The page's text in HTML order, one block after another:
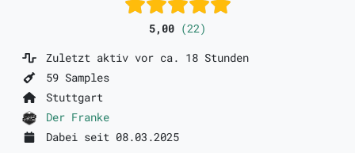
5,00 (22)
Zuletzt aktiv vor ca. 18 Stunden
59 Samples
Stuttgart
Der Franke
Dabei seit 08.03.2025